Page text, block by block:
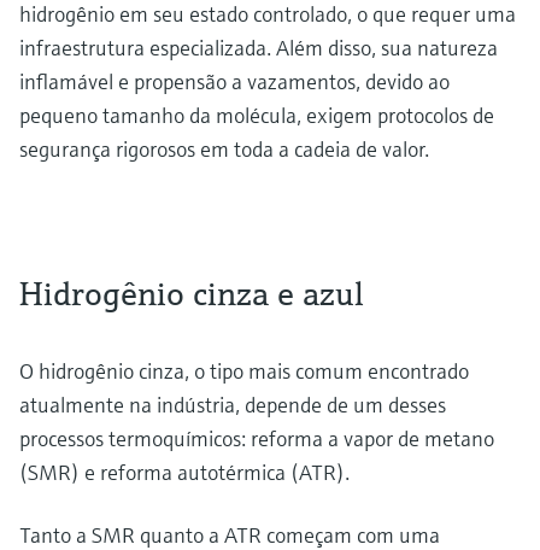
hidrogênio em seu estado controlado, o que requer uma
infraestrutura especializada. Além disso, sua natureza
inflamável e propensão a vazamentos, devido ao
pequeno tamanho da molécula, exigem protocolos de
segurança rigorosos em toda a cadeia de valor.
Hidrogênio cinza e azul
O hidrogênio cinza, o tipo mais comum encontrado
atualmente na indústria, depende de um desses
processos termoquímicos: reforma a vapor de metano
(SMR) e reforma autotérmica (ATR).
Tanto a SMR quanto a ATR começam com uma